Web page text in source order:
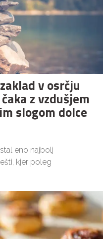
v osrčju
z vzdušjem
slogom dolce
eno najbolj
kjer poleg